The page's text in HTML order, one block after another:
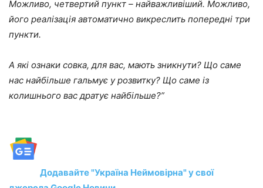
Можливо, четвертий пункт – найважливіший. Можливо,
його реалізація автоматично викреслить попередні три
пункти.
А які ознаки совка, для вас, мають зникнути? Що саме
нас найбільше гальмує у розвитку? Що саме із
колишнього вас дратує найбільше?”
Додавайте "Україна Неймовірна" у свої